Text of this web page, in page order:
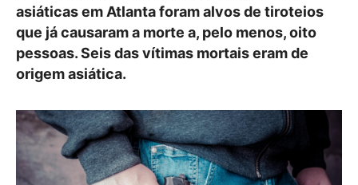
asiáticas em Atlanta foram alvos de tiroteios
que já causaram a morte a, pelo menos, oito
pessoas. Seis das vítimas mortais eram de
origem asiática.